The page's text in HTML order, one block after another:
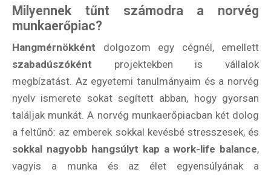
Milyennek tűnt számodra a norvég
munkaerőpiac?
Hangmérnökként dolgozom egy cégnél, emellett
szabadúszóként projektekben is vállalok
megbízatást. Az egyetemi tanulmányaim és a norvég
nyelv ismerete sokat segített abban, hogy gyorsan
találjak munkát. A norvég munkaerőpiacban két dolog
a feltűnő: az emberek sokkal kevésbé stresszesek, és
sokkal nagyobb hangsúlyt kap a work-life balance,
vagyis a munka és az élet egyensúlyának a